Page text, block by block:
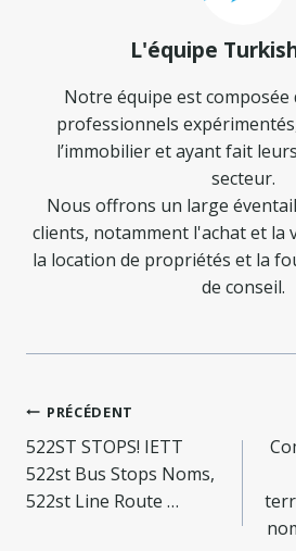
L'équipe
Notre équipe est composée
professionnels
l’immobilier et ayant fait
secteur.
Nous offrons un large
clients, notamment l'achat et la
la location de propriétés et la
de conseil.
Navigation
de
l’article
PRÉCÉDENT
522ST STOPS! IETT
522st Bus Stops Noms,
522st Line Route …